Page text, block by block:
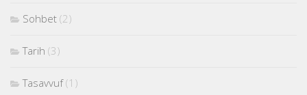
Sohbet (2)
Tarih (3)
Tasavvuf(1)